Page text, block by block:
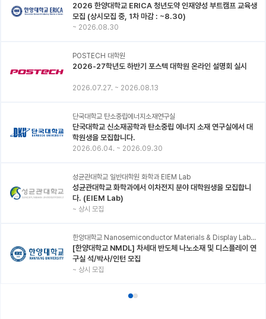
2026 한양대학교 ERICA 청년도약 인재양성 부트캠프 교육생
모집 (상시모집 중, 1차 마감 : ~8.30)
~ 2026.08.30
POSTECH 대학원
2026-27학년도 하반기 포스텍 대학원 온라인 설명회 실시
2026.07.27. ~ 2026.08.13
단국대학교 탄소중립에너지소재연구실
단국대학교 신소재공학과 탄소중립 에너지 소재 연구실에서 대
학원생을 모집합니다.
2026.06.04. ~ 2026.09.30
성균관대학교 일반대학원 화학과 EIEM Lab
성균관대학교 화학과에서 이차전지 분야 대학원생을 모집합니
다. (EIEM Lab)
~ 상시 모집
한양대학교 Nanosemiconductor Materials & Display Laboratory
[한양대학교 NMDL] 차세대 반도체 나노소재 및 디스플레이 연
구실 석/박사/인턴 모집
~ 상시 모집